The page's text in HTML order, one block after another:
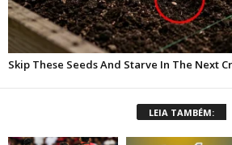
LEIA TAMBÉM: